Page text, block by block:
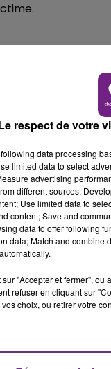
LA RADIO
à ses jours, la
médecine de
UNE JEUNE
BLESSÉE
son véhicule
lourd. Très
respect de votre
data processing
limited data to select
advertising
different sources;
Use limited data to
content; Save and
data to offer following
data; Match and combine
"Accepter et fermer",
refuser en cliquant sur
choix, ou retirer votre